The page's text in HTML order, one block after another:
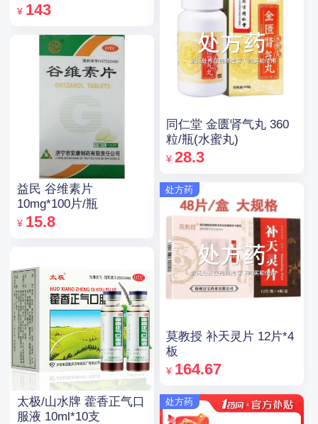
¥ 143
益民 谷维素片
10mg*100片/瓶
¥ 15.8
太极/山水牌 藿香正气口
服液 10ml*10支
同仁堂 金匮肾气丸 360
粒/瓶(水蜜丸)
¥ 28.3
处方药
莫教授 补天灵片 12片*4
板
¥ 164.67
处方药